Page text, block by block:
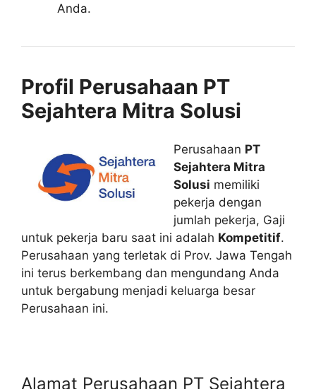
Anda.
Profil Perusahaan PT
Sejahtera Mitra Solusi
Perusahaan PT
Sejahtera Mitra
Solusi memiliki
pekerja dengan
jumlah pekerja, Gaji
untuk pekerja baru saat ini adalah Kompetitif.
Perusahaan yang terletak di Prov. Jawa Tengah
ini terus berkembang dan mengundang Anda
untuk bergabung menjadi keluarga besar
Perusahaan ini.
Alamat Perusahaan PT Sejahtera